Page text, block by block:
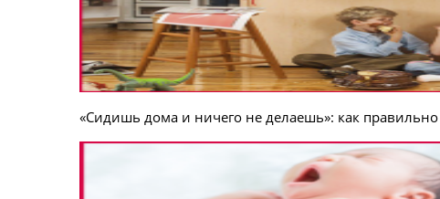
«Сидишь дома и ничего не делаешь»: как правильно